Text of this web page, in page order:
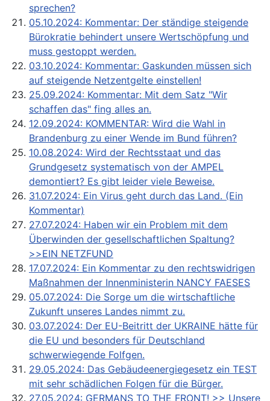
sprechen?
05.10.2024: Kommentar: Der ständige steigende
Bürokratie behindert unsere Wertschöpfung und
muss gestoppt werden.
03.10.2024: Kommentar: Gaskunden müssen sich
auf steigende Netzentgelte einstellen!
25.09.2024: Kommentar: Mit dem Satz "Wir
schaffen das" fing alles an.
12.09.2024: KOMMENTAR: Wird die Wahl in
Brandenburg zu einer Wende im Bund führen?
10.08.2024: Wird der Rechtsstaat und das
Grundgesetz systematisch von der AMPEL
demontiert? Es gibt leider viele Beweise.
31.07.2024: Ein Virus geht durch das Land. (Ein
Kommentar)
27.07.2024: Haben wir ein Problem mit dem
Überwinden der gesellschaftlichen Spaltung?
>>EIN NETZFUND
17.07.2024: Ein Kommentar zu den rechtswidrigen
Maßnahmen der Innenministerin NANCY FAESES
05.07.2024: Die Sorge um die wirtschaftliche
Zukunft unseres Landes nimmt zu.
03.07.2024: Der EU-Beitritt der UKRAINE hätte für
die EU und besonders für Deutschland
schwerwiegende Folfgen.
29.05.2024: Das Gebäudeenergiegesetz ein TEST
mit sehr schädlichen Folgen für die Bürger.
27.05.2024: GERMANS TO THE FRONT! >> Unsere